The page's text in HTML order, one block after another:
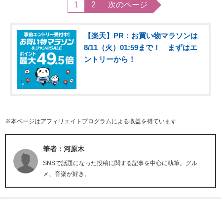
1 2 次のページ
【楽天】PR：お買い物マラソンは
8/11（火）01:59まで！ まずはエ
ントリーから！
※本ページはアフィリエイトプログラムによる収益を得ています
筆者：河原木
SNSで話題になった投稿に関する記事を中心に執筆。グル
メ、音楽が好き。